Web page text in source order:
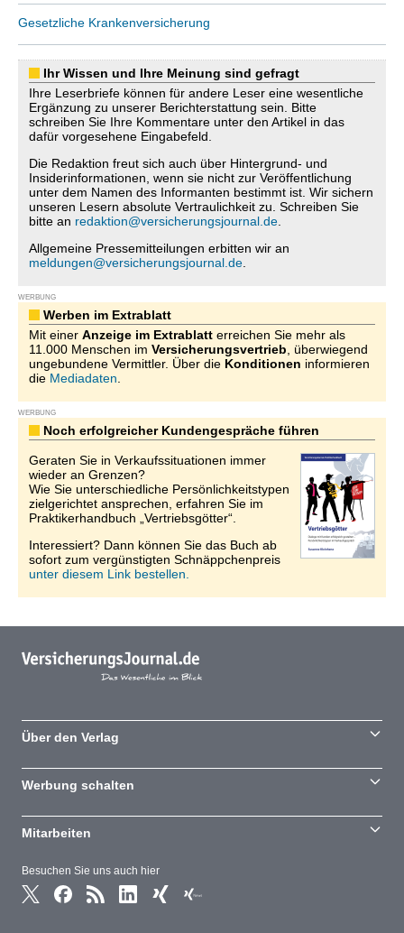
Gesetzliche Krankenversicherung
Ihr Wissen und Ihre Meinung sind gefragt
Ihre Leserbriefe können für andere Leser eine wesentliche
Ergänzung zu unserer Berichterstattung sein. Bitte
schreiben Sie Ihre Kommentare unter den Artikel in das
dafür vorgesehene Eingabefeld.
Die Redaktion freut sich auch über Hintergrund- und
Insiderinformationen, wenn sie nicht zur Veröffentlichung
unter dem Namen des Informanten bestimmt ist. Wir sichern
unseren Lesern absolute Vertraulichkeit zu. Schreiben Sie
bitte an redaktion@versicherungsjournal.de
Allgemeine Pressemitteilungen erbitten wir an
meldungen@versicherungsjournal.de
WERBUNG
Werben im Extrablatt
Mit einer Anzeige im Extrablatt erreichen Sie mehr als
11.000 Menschen im Versicherungsvertrieb , überwiegend
ungebundene Vermittler. Über die Konditionen informieren
die Mediadaten
WERBUNG
Noch erfolgreicher Kundengespräche führen
Geraten Sie in Verkaufssituationen immer
wieder an Grenzen?
Wie Sie unterschiedliche Persönlichkeitstypen
zielgerichtet ansprechen, erfahren Sie im
Praktikerhandbuch „Vertriebsgötter“.
Interessiert? Dann können Sie das Buch ab
sofort zum vergünstigten Schnäppchenpreis
unter diesem Link bestellen.
Besuchen Sie uns auch hier
Über den Verlag
Werbung schalten
Mitarbeiten